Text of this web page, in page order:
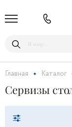
Главная Каталог
Сервизы